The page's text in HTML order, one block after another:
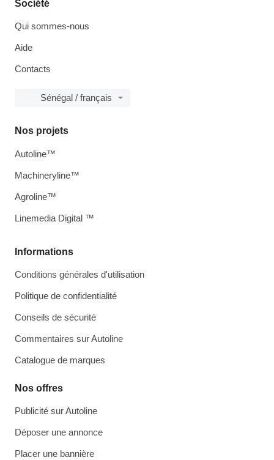
Société
Qui sommes-nous
Aide
Contacts
Sénégal / français
Informations
Conditions générales d'utilisation
Politique de confidentialité
Conseils de sécurité
Commentaires sur Autoline
Catalogue de marques
Nos offres
Publicité sur Autoline
Déposer une annonce
Placer une bannière
Nos projets
Autoline™
Machineryline™
Agroline™
Linemedia Digital ™